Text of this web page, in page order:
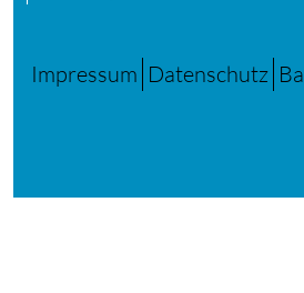
Impressum Datenschutz